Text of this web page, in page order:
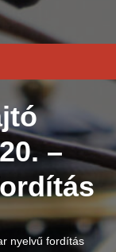
–
nyelvű fordítás